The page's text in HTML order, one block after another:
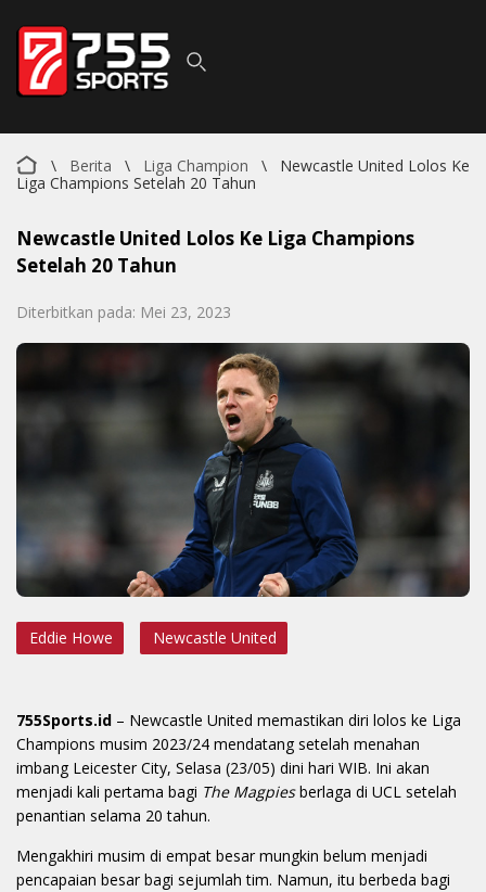
\ Berita \ Liga Champion \
Newcastle United Lolos Ke
Liga Champions Setelah 20 Tahun
Newcastle United Lolos Ke Liga Champions
Setelah 20 Tahun
Diterbitkan pada: Mei 23, 2023
Eddie Howe Newcastle United
755Sports.id – Newcastle United memastikan diri lolos ke Liga
Champions musim 2023/24 mendatang setelah menahan
imbang Leicester City, Selasa (23/05) dini hari WIB. Ini akan
menjadi kali pertama bagi The Magpiesberlaga di UCL setelah
penantian selama 20 tahun.
Mengakhiri musim di empat besar mungkin belum menjadi
pencapaian besar bagi sejumlah tim. Namun, itu berbeda bagi